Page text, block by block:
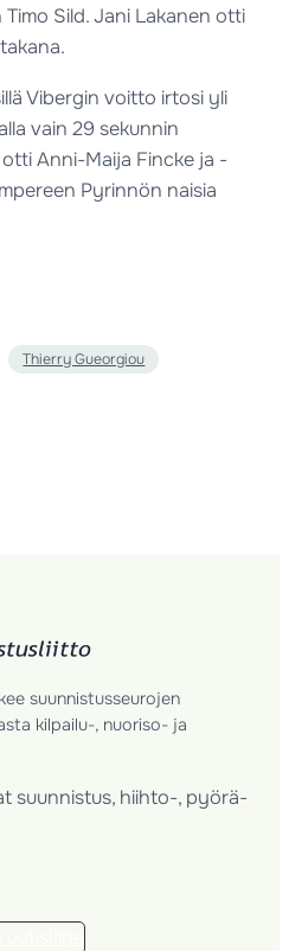
Sild. Jani Lakanen otti
Vibergin voitto irtosi yli
vain 29 sekunnin
Anni-Maija Fincke ja -
Pyrinnön naisia
Thierry Gueorgiou
suunnistusseurojen
kilpailu-, nuoriso- ja
suunnistus, hiihto-, pyörä-